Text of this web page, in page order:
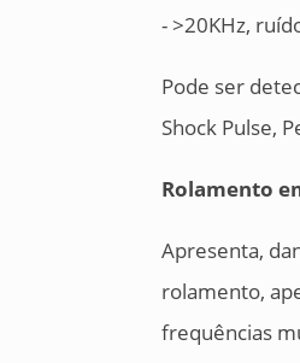
- >20KHz,
Pode ser
Shock Pulse,
Rolamento
Apresenta,
rolamento,
frequências